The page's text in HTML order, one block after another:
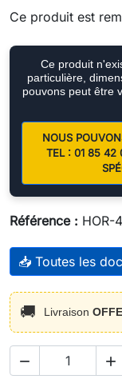
Ce produit est
Ce produit
particulière,
pouvons peut être
NOUS
TEL : 01 85 42
Référence : HOR-
📥 Toutes les
🚚 Livraison
 